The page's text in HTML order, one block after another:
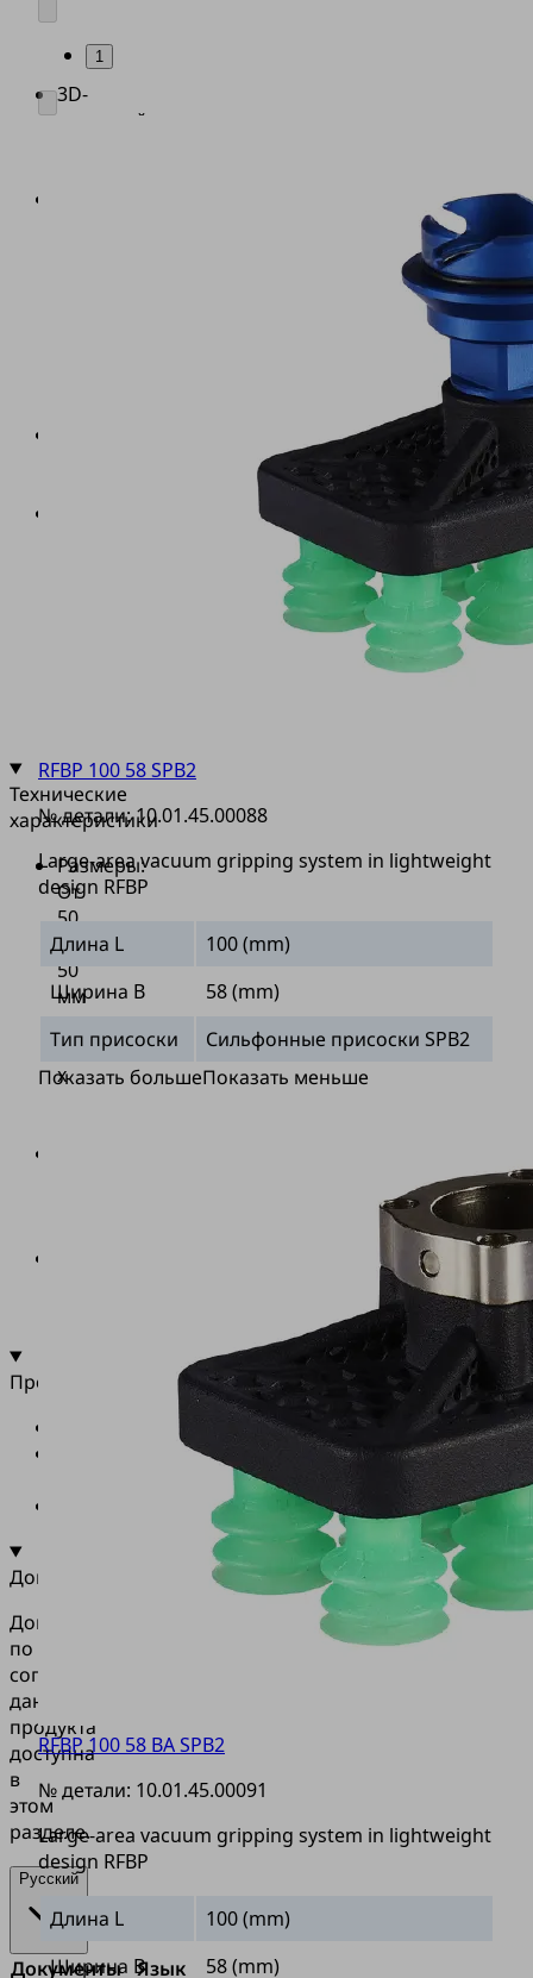
3D-
печатный
Технические
характеристики
Размеры:
От
50
x
50
мм
120
x
Промышленность
Универсальные
Документация
Документация
по
согласованию
данного
продукта
доступна
в
этом
разделе.
Русский
Документы Язык
1
RFBP 100 58 SPB2
№ детали:10.01.45.00088
Large-area vacuum gripping system in lightweight
design RFBP
Длина L
100 (mm)
Ширина B
58 (mm)
Тип присоски
Сильфонные присоски SPB2
Показать большеПоказать меньше
RFBP 100 58 BA SPB2
№ детали: 10.01.45.00091
Large-area vacuum gripping system in lightweight
design RFBP
Длина L
100 (mm)
Ширина B
58 (mm)